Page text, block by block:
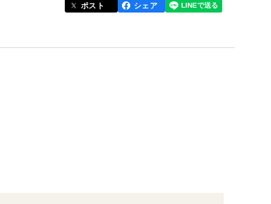
けしてスイーツにもアレンジ可能。
ポスト シェア